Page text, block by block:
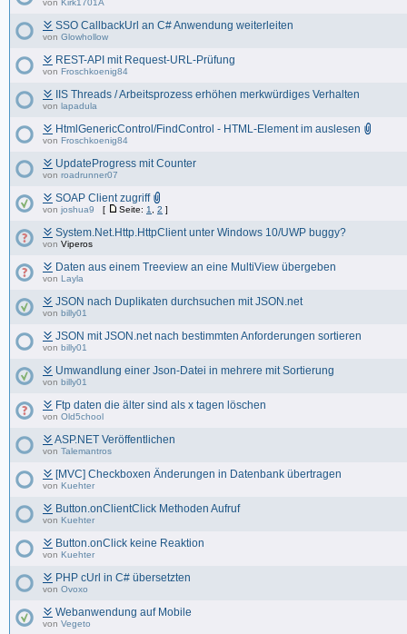
von Kirk1701A
SSO CallbackUrl an C# Anwendung weiterleiten
von Glowhollow
REST-API mit Request-URL-Prüfung
von Froschkoenig84
IIS Threads / Arbeitsprozess erhöhen merkwürdiges Verhalten
von lapadula
HtmlGenericControl/FindControl - HTML-Element im auslesen
von Froschkoenig84
UpdateProgress mit Counter
von roadrunner07
SOAP Client zugriff
von joshua9 [ Seite: 1 2 ]
System.Net.Http.HttpClient unter Windows 10/UWP buggy?
von Viperos
Daten aus einem Treeview an eine MultiView übergeben
von Layla
JSON nach Duplikaten durchsuchen mit JSON.net
von billy01
JSON mit JSON.net nach bestimmten Anforderungen sortieren
von billy01
Umwandlung einer Json-Datei in mehrere mit Sortierung
von billy01
Ftp daten die älter sind als x tagen löschen
von Old5chool
ASP.NET Veröffentlichen
von Talemantros
[MVC] Checkboxen Änderungen in Datenbank übertragen
von Kuehter
Button.onClientClick Methoden Aufruf
von Kuehter
Button.onClick keine Reaktion
von Kuehter
PHP cUrl in C# übersetzten
von Ovoxo
Webanwendung auf Mobile
von Vegeto